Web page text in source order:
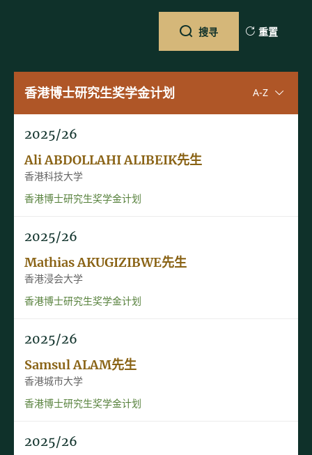
搜寻 重置
香港博士研究生奖学金计划 A-Z升序排序
2025/26
Ali ABDOLLAHI ALIBEIK先生
香港科技大学
香港博士研究生奖学金计划
2025/26
Mathias AKUGIZIBWE先生
香港浸会大学
香港博士研究生奖学金计划
2025/26
Samsul ALAM先生
香港城市大学
香港博士研究生奖学金计划
2025/26